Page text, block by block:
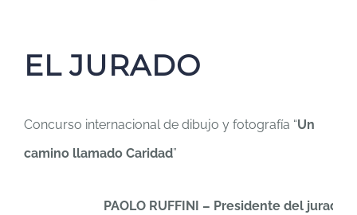
EL JURADO
Concurso internacional de dibujo y fotografía “Un
camino llamado Caridad”
PAOLO RUFFINI – Presidente del jurado